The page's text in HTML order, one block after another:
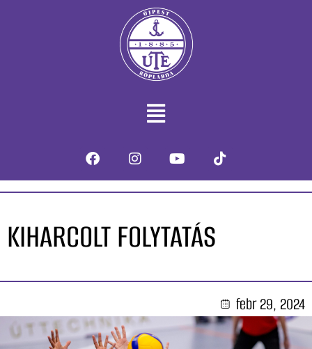
KIHARCOLT FOLYTATÁS
febr 29, 2024